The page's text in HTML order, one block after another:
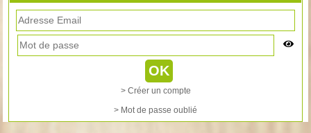
> Créer un compte
> Mot de passe oublié